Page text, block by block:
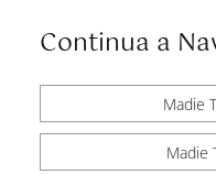
Continua a
Madie
Madie